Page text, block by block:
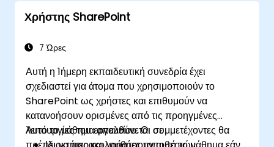
Έγκρισης Περιεχομένου και Διαχείρισης
Εκδόσεων
σελίδων με τμήματα Web
Χρήστης SharePoint
7 Ώρες
Αυτή η 1ήμερη εκπαιδευτική συνεδρία έχει
σχεδιαστεί για άτομα που χρησιμοποιούν το
SharePoint ως χρήστες και επιθυμούν να
κατανοήσουν ορισμένες από τις προηγμένες
λειτουργίες του εργαλείου. Οι συμμετέχοντες θα
Αυτό το μάθημα απευθύνεται σε